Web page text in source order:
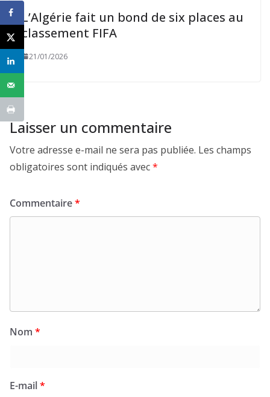
L’Algérie fait un bond de six places au
classement FIFA
21/01/2026
Laisser un commentaire
Votre adresse e-mail ne sera pas publiée. Les champs
obligatoires sont indiqués avec*
Commentaire*
Nom *
E-mail*